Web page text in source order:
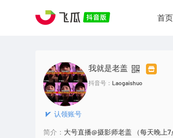
首页
认领账号
我就是老盖
抖音号： Laogaishuo
简介： 大号直播@摄影师老盖 （每天晚上7